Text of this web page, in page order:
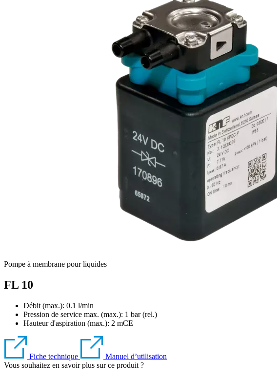
Pompe à membrane pour liquides
FL 10
Débit (max.): 0.1 l/min
Pression de service max. (max.): 1 bar (rel.)
Hauteur d'aspiration (max.): 2 mCE
Fiche technique
Manuel d’utilisation
Vous souhaitez en savoir plus sur ce produit ?